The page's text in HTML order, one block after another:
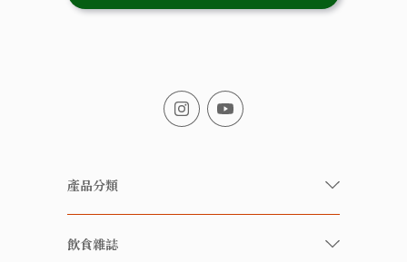
產品分類
有機/無農藥新鮮蔬果
飲食雜誌